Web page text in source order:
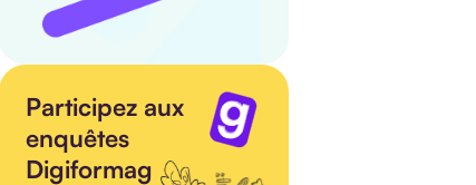
Participez aux
enquêtes
Digiformag